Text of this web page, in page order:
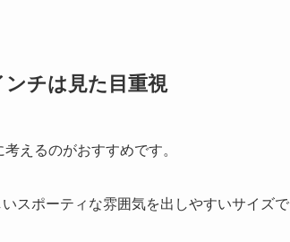
チは見た目重視
えるのがおすすめです。
スポーティな雰囲気を出しやすいサイズで